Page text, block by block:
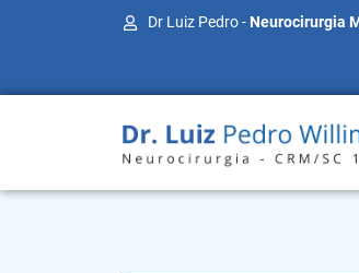
Dr Luiz Pedro - Neurocirurgia